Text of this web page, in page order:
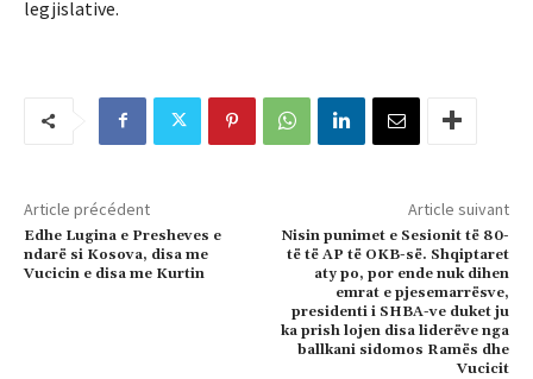
legjislative.
Article précédent
Edhe Lugina e Presheves e
ndarë si Kosova, disa me
Vucicin e disa me Kurtin
Article suivant
Nisin punimet e Sesionit të 80-
të të AP të OKB-së. Shqiptaret
aty po, por ende nuk dihen
emrat e pjesemarrësve,
presidenti i SHBA-ve duket ju
ka prish lojen disa liderëve nga
ballkani sidomos Ramës dhe
Vucicit